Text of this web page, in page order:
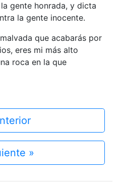
gente honrada, y dicta
la gente inocente.
que acabarás por
eres mi más alto
roca en la que
»